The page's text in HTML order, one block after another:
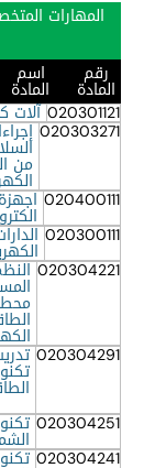
المهارات
رقم
المادة
اسم
المادة
020301121 آلات
020303271
من
020400111
020300111
020304221
020304291
020304251
020304241